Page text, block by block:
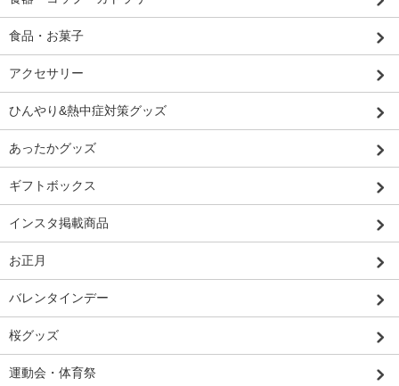
食品・お菓子
アクセサリー
ひんやり&熱中症対策グッズ
あったかグッズ
ギフトボックス
インスタ掲載商品
お正月
バレンタインデー
桜グッズ
運動会・体育祭